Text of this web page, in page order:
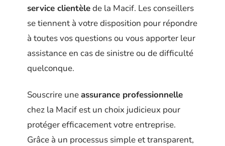
service clientèlede la Macif. Les conseillers
se tiennent à votre disposition pour répondre
à toutes vos questions ou vous apporter leur
assistance en cas de sinistre ou de difficulté
quelconque.
Souscrire uneassurance professionnelle
chez la Macif est un choix judicieux pour
protéger efficacement votre entreprise.
Grâce à un processus simple et transparent,